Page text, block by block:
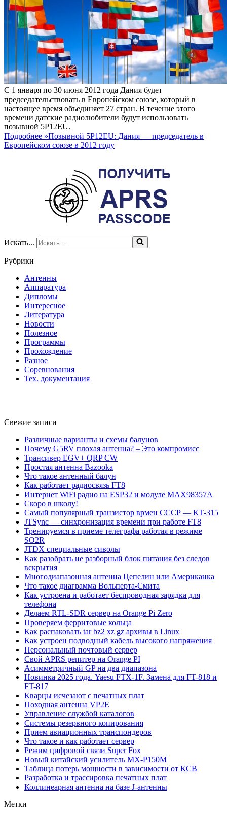
С 1 января по 30 июня 2012 года Дания будет
председательствовать в Европейском союзе, который в
настоящее время объединяет 27 стран. В течение этого
времени датские радиолюбители будут использовать
позывной 5P12EU.
Подробнее »Позывной 5P12EU: Дания — председатель в
Европейском союзе в 2012 году
Искать...
Рубрики
Антенны
Аппаратура
Дипломы
Интересное
Литература
Новости
Полезное
Программы
Прохождение
Разное
Соревнования
Тех. документация
Свежие записи
Различные варианты и схемы балунов
Почему G5RV плохая антенна? – Это компромисс
Трансивер EGV+ QRP CW
Простая антенна Bazooka
Что такое антенный балун
Как работает радиосвязь FT8
Интернет WiFi радио на ESP32 и модуле MAX98357A
Скоро в школу!
Самый популярный транзистор врмен СССР — КТ-315
JTSync — синхронизация времени при работе FT8
Тренируемся в приеме телеграфа работая в режиме
SO2R
JTDX специальные сиволы
Как разобрать не разборный блок питания без следов
вскрытия
Многодиапазонная антенна Цепелин или Американка
Что такое диаграмма Вольперта-Смита
Как устроена и работает беспроводная зарядка для
телефона
Делаем RTL-SDR сервер на Orange Pi Zero
Проверяем ферритовые кольца
Как распаковать tar bz2 xz gz архивы в Linux
Как устроен подводный кабель высокого напряжения
Персональный почтовый сервер
Свой APRS репитер на Orange PI
Асимметричный GP на два диапазона
Новинка 2025 года. Yaesu FTX-1F. Замена для FT-818 и
FT-817
Кварцы исчезают с печатных плат
Походная антенна VP2E
Управление службой каталогов
Системы резервного копирования
Прием авиационных транспондеров
Что такое и как работает сервер
Режим цифровой связи Super Fox
Новый китайский усилитель MX-P150M
Таблица потерь мощности в зависимости от КСВ
Разработка и трассировка печатных плат
Коллинеарная антенна на базе J-антенны
Метки